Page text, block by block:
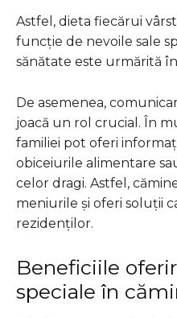
Astfel, dieta fiecărui
funcție de nevoile sale
sănătate este urmărită
De asemenea,
joacă un rol crucial. În
familiei pot oferi
obiceiurile alimentare
celor dragi. Astfel,
meniurile și oferi soluții
rezidenților.
Beneficiile
speciale în